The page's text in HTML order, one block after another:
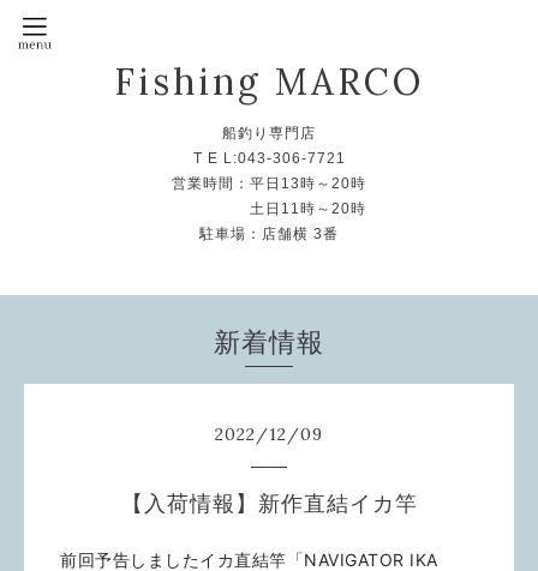
Fishing MARCO
船釣り専門店
T E L:043-306-7721
営業時間：平日13時～20時
土日11時～20時
駐車場：店舗横 3番
新着情報
2022/12/09
【入荷情報】新作直結イカ竿
前回予告しましたイカ直結竿「NAVIGATOR IKA